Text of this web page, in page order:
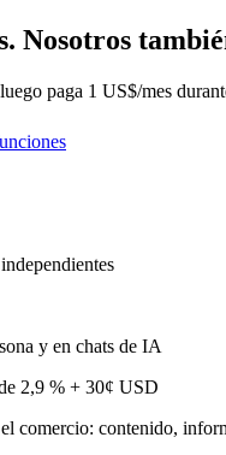
Nosotros
paga 1 US$/mes
y en chats de IA
2,9 % + 30¢ USD
comercio: contenido,